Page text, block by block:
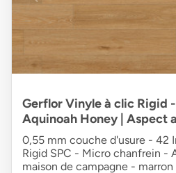
Gerflor Vinyle à clic Rigid
Aquinoah Honey | Aspect
0,55 mm couche d'usure - 42
Rigid SPC - Micro chanfrein -
maison de campagne -